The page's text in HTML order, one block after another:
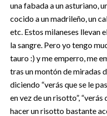
una fabada a un asturiano,
cocido a un madrileño, un
etc. Estos milaneses llevan
la sangre. Pero yo tengo
tauro :) y me emperro, me
tras un montón de miradas
diciendo “verás que se le
en vez de un risotto”,
hacer un risotto bastante